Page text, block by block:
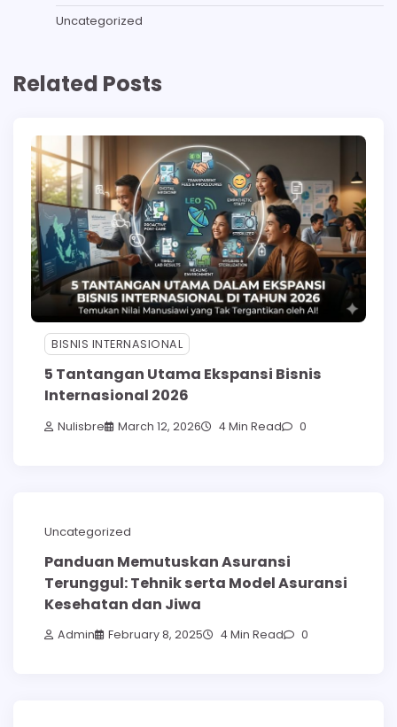
Uncategorized
Related Posts
BISNIS INTERNASIONAL
5 Tantangan Utama Ekspansi Bisnis
Internasional 2026
Nulisbre March 12, 2026 4 Min Read 0
Uncategorized
Panduan Memutuskan Asuransi
Terunggul: Tehnik serta Model Asuransi
Kesehatan dan Jiwa
Admin February 8, 2025 4 Min Read 0